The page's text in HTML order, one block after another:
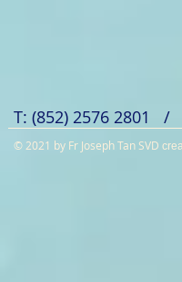
T: (852) 2576 2801 /
© 2021 by Fr Joseph Tan SVD